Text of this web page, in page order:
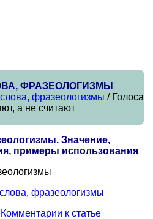
ФРАЗЕОЛОГИЗМЫ
фразеологизмы / Голоса
а не считают
Значение,
примеры использования
фразеологизмы
Комментарии к статье